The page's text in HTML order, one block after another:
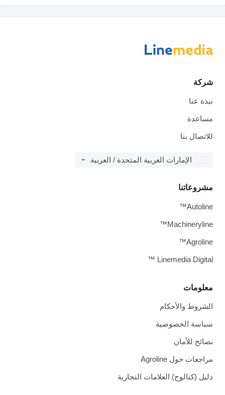
شركة
نبذة عنا
مساعدة
للاتصال بنا
الإمارات العربية المتحدة / العربية
معلومات
الشروط والأحكام
سياسة الخصوصية
نصائح للأمان
مراجعات حول Agroline
دليل (كتالوج) العلامات التجارية
مشروعاتنا
Autoline™
Machineryline™
Agroline™
Linemedia Digital ™